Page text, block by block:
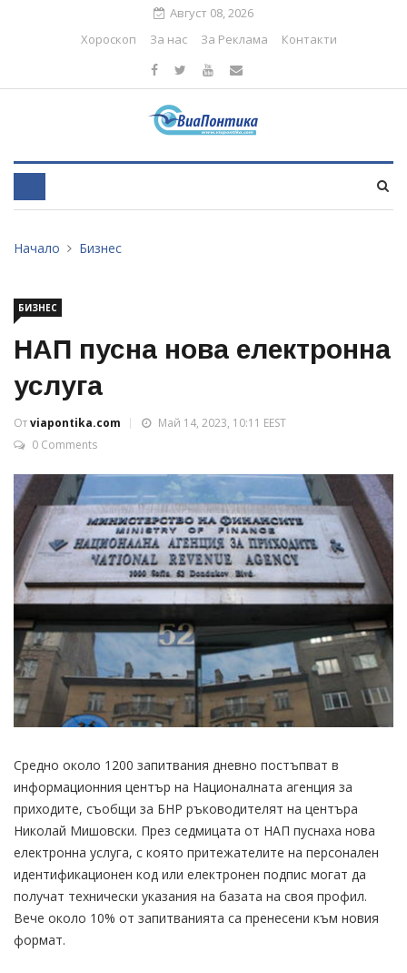
Август 08, 2026
Хороскоп
За нас За Реклама Контакти
Начало Бизнес
БИЗНЕС
НАП пусна нова електронна
услуга
Отviapontika.com
Май 14, 2023, 10:11 EEST
0 Comments
Средно около 1200 запитвания дневно постъпват в
информационния център на Националната агенция за
приходите, съобщи за БНР ръководителят на центъра
Николай Мишовски. През седмицата от НАП пуснаха нова
електронна услуга, с която притежателите на персонален
идентификационен код или електронен подпис могат да
получат технически указания на базата на своя профил.
Вече около 10% от запитванията са пренесени към новия
формат.